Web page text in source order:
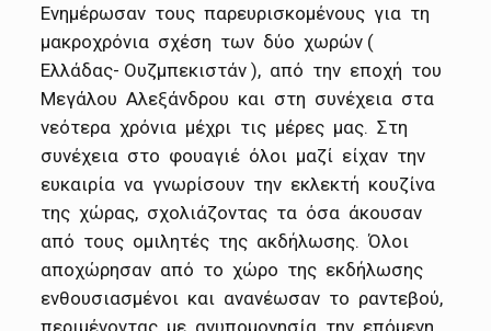
Ενημέρωσαν τους παρευρισκομένους για τη
μακροχρόνια σχέση των δύο χωρών (
Ελλάδας- Ουζμπεκιστάν ), από την εποχή του
Μεγάλου Αλεξάνδρου και στη συνέχεια στα
νεότερα χρόνια μέχρι τις μέρες μας. Στη
συνέχεια στο φουαγιέ όλοι μαζί είχαν την
ευκαιρία να γνωρίσουν την εκλεκτή κουζίνα
της χώρας, σχολιάζοντας τα όσα άκουσαν
από τους ομιλητές της ακδήλωσης. Όλοι
αποχώρησαν από το χώρο της εκδήλωσης
ενθουσιασμένοι και ανανέωσαν το ραντεβού,